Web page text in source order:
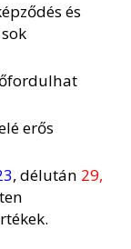
és
erős
, délután 29,